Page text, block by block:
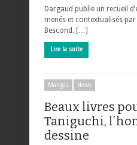
Dargaud publie un recueil
menés et contextualisés par
Bescond. […]
Lire la suite
Mangas News
Beaux livres
Taniguchi,
dessine